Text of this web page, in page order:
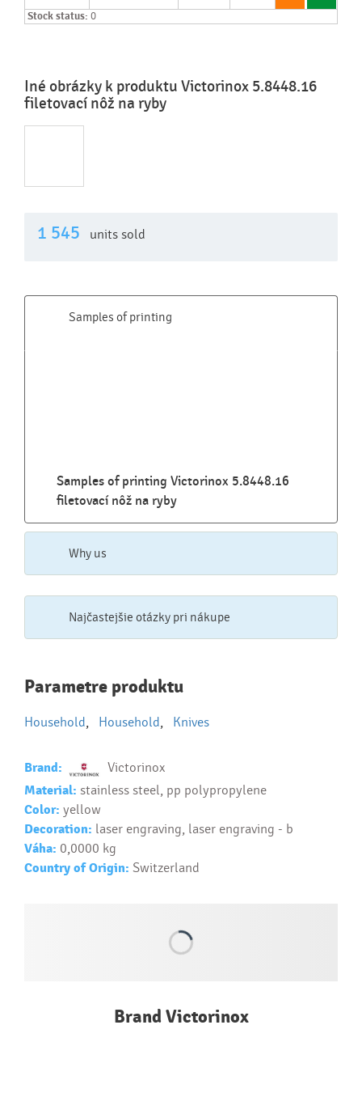
Stock status: 0
Iné obrázky k produktu Victorinox 5.8448.16
filetovací nôž na ryby
1 545 units sold
Samples of printing
Samples of printing Victorinox 5.8448.16
filetovací nôž na ryby
Why us
Najčastejšie otázky pri nákupe
Najčastejšie otázky pri nákupe
reklamných predmetov
Ako realizujete potlač na reklamné premedy?
Ako si vybrať správny predmet?
Text...
Parametre produktu
Household Household Knives
Brand: Victorinox
Material: stainless steel, pp polypropylene
Color: yellow
Decoration: laser engraving, laser engraving - b
Váha: 0,0000 kg
Country of Origin: Switzerland
Brand Victorinox